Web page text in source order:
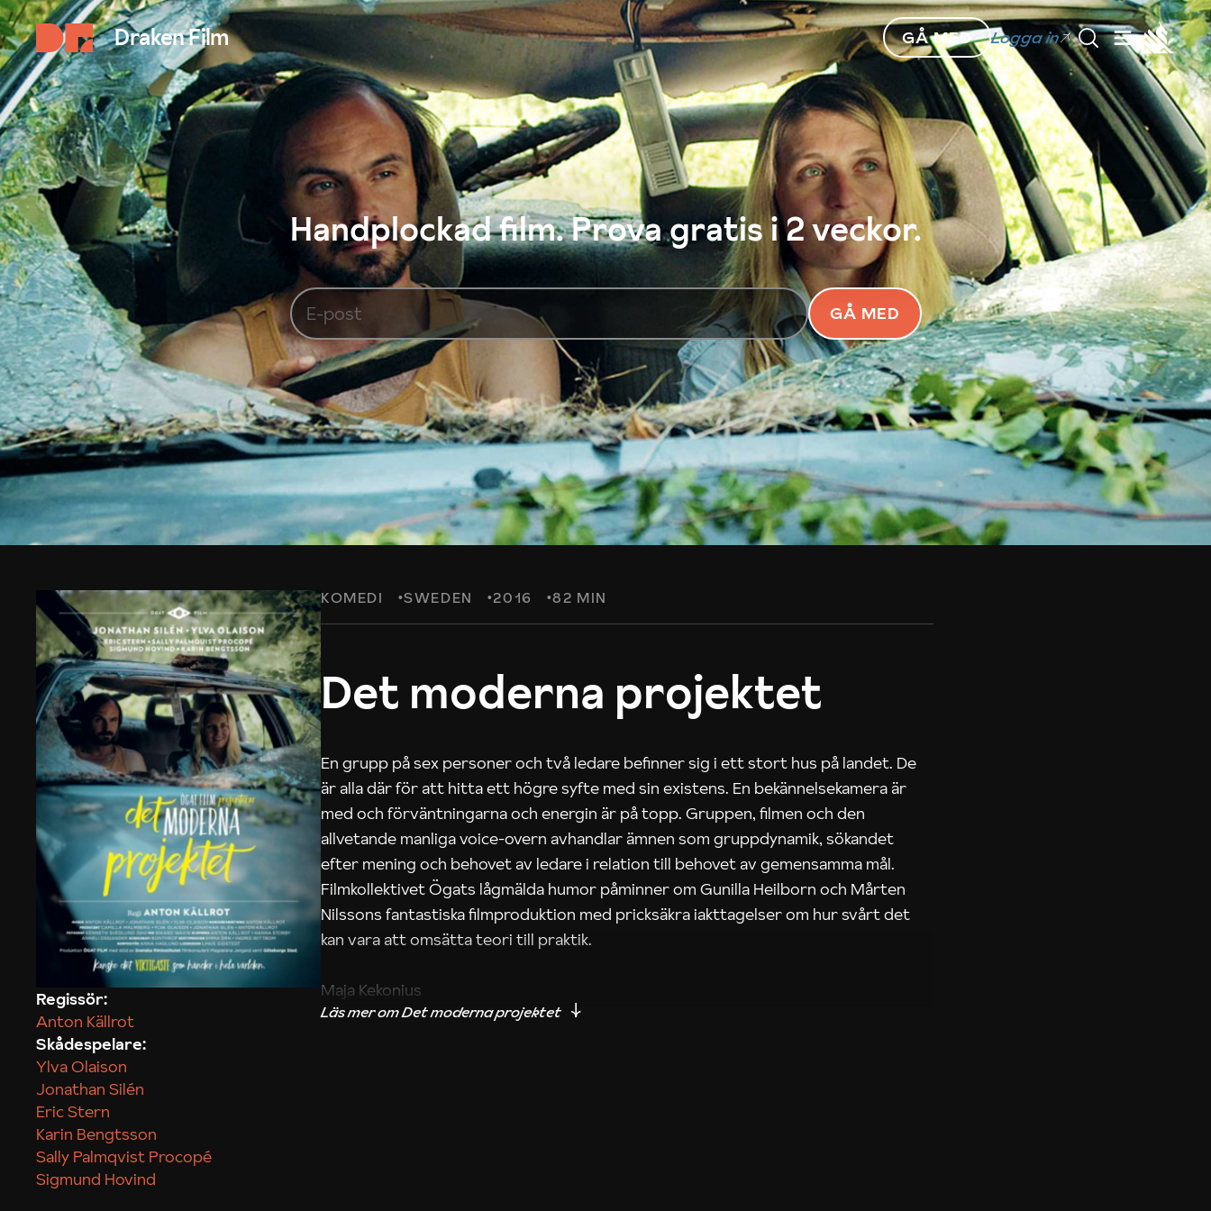
Draken Film GÅ MED Logga in
Handplockad film. Prova gratis i 2 veckor.
GÅ MED
KOMEDI SWEDEN 2016 82 MIN
Det moderna projektet
En grupp på sex personer och två ledare befinner sig i ett stort hus på landet. De
är alla där för att hitta ett högre syfte med sin existens. En bekännelsekamera är
med och förväntningarna och energin är på topp. Gruppen, filmen och den
allvetande manliga voice-overn avhandlar ämnen som gruppdynamik, sökandet
efter mening och behovet av ledare i relation till behovet av gemensamma mål.
Filmkollektivet Ögats lågmälda humor påminner om Gunilla Heilborn och Mårten
Nilssons fantastiska filmproduktion med pricksäkra iakttagelser om hur svårt det
kan vara att omsätta teori till praktik.
Maja Kekonius
Regissör:
Anton Källrot
Skådespelare:
Ylva Olaison
Jonathan Silén
Eric Stern
Karin Bengtsson
Sally Palmqvist Procopé
Sigmund Hovind